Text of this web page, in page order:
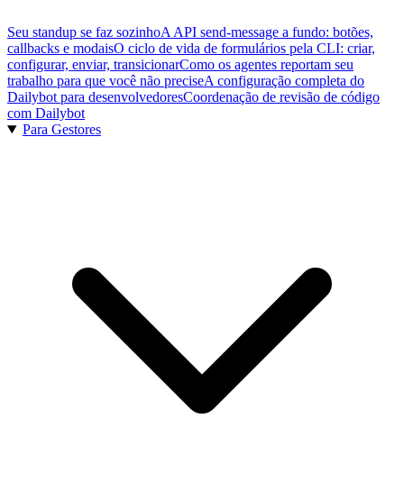
Seu standup se faz sozinhoA API send-message a fundo: botões,
callbacks e modaisO ciclo de vida de formulários pela CLI: criar,
configurar, enviar, transicionarComo os agentes reportam seu
trabalho para que você não preciseA configuração completa do
Dailybot para desenvolvedoresCoordenação de revisão de código
com Dailybot
Para Gestores